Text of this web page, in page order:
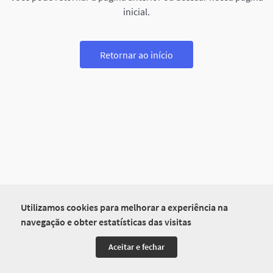
Utilizamos cookies para melhorar a experiência na
navegação e obter estatísticas das visitas
Aceitar e fechar
inicial.
Retornar ao início